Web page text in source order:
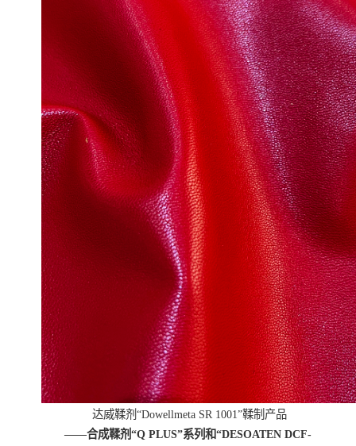
达威鞣剂“Dowellmeta SR 1001”鞣制产品
——合成鞣剂“Q PLUS”系列和“DESOATEN DCF-